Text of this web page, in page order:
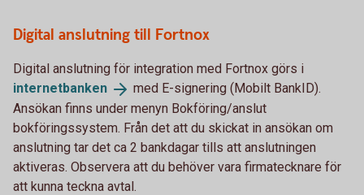
Digital anslutning till Fortnox
Digital anslutning för integration med Fortnox görs i
internetbanken
med E-signering (Mobilt BankID).
Ansökan finns under menyn Bokföring/anslut
bokföringssystem. Från det att du skickat in ansökan om
anslutning tar det ca 2 bankdagar tills att anslutningen
aktiveras. Observera att du behöver vara firmatecknare för
att kunna teckna avtal.